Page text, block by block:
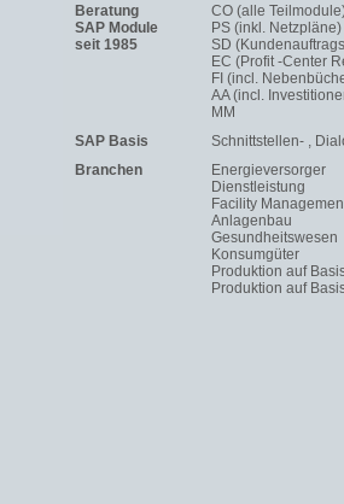
Beratung
SAP Module
seit 1985
CO (alle
PS (inkl. Netzpläne)
SD
EC (Profit -Center
FI (incl.
AA (incl.
MM
SAP Basis
Schnittstellen- ,
Branchen
Energieversorger
Dienstleistung
Facility
Anlagenbau
Gesundheitswesen
Konsumgüter
Produktion auf
Produktion auf